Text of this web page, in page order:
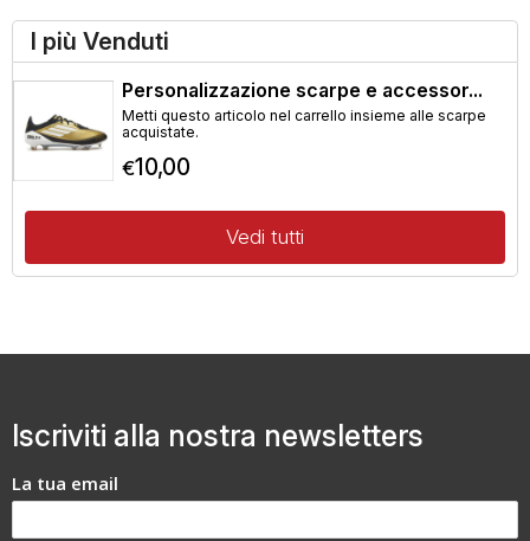
I più Venduti
Personalizzazione scarpe e accessor...
Metti questo articolo nel carrello insieme alle scarpe
acquistate.
€10,00
Vedi tutti
Iscriviti alla nostra newsletters
La tua email